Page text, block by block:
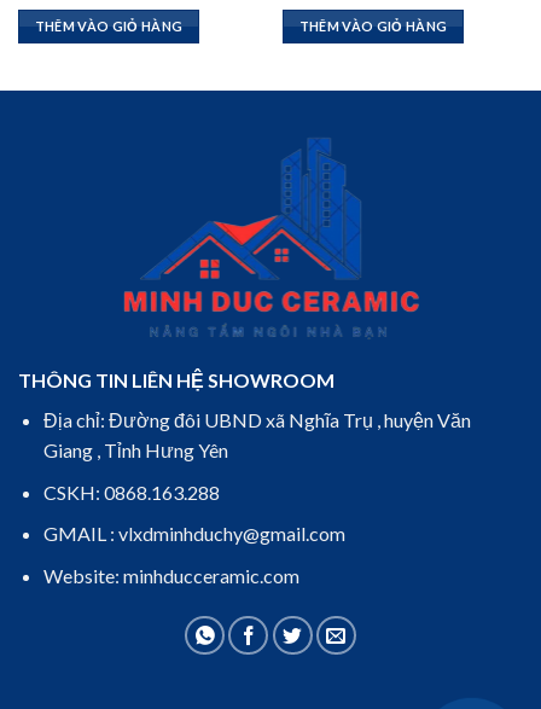
THÊM VÀO GIỎ HÀNG THÊM VÀO GIỎ HÀNG
THÔNG TIN LIÊN HỆ SHOWROOM
Địa chỉ: Đường đôi UBND xã Nghĩa Trụ , huyện Văn
Giang , Tỉnh Hưng Yên
CSKH: 0868.163.288
GMAIL : vlxdminhduchy@gmail.com
Website: minhducceramic.com